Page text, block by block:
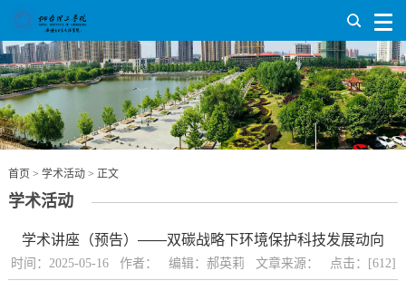
首页 >学术活动 > 正文
学术活动
学术讲座（预告）——双碳战略下环境保护科技发展动向
时间：2025-05-16 作者： 编辑：郝英莉 文章来源： 点击：[612]